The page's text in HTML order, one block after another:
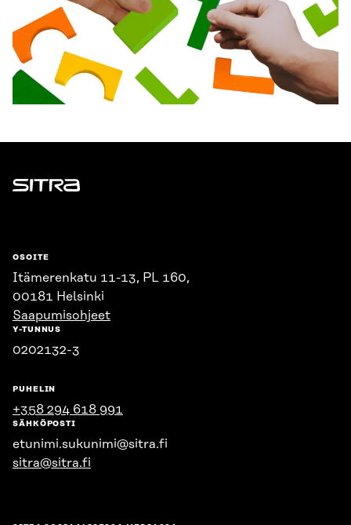
Sitra
OSOITE
Itämerenkatu 11-13, PL 160,
00181 Helsinki
Saapumisohjeet
Y-TUNNUS
0202132-3
PUHELIN
+358 294 618 991
SÄHKÖPOSTI
etunimi.sukunimi@sitra.fi
sitra@sitra.fi